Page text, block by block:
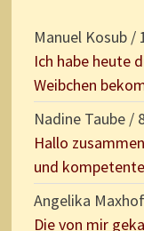
Manuel Kosub/
Ich habe heute
Weibchen
Nadine Taube/
Hallo
und
Angelika
Die von mir